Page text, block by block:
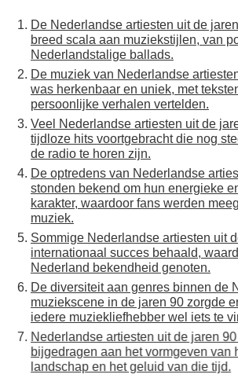
De Nederlandse artiesten uit de
breed scala aan muziekstijlen, van
Nederlandstalige ballads.
De muziek van Nederlandse
was herkenbaar en uniek, met
persoonlijke verhalen vertelden.
Veel Nederlandse artiesten uit de
tijdloze hits voortgebracht die nog
de radio te horen zijn.
De optredens van Nederlandse
stonden bekend om hun energieke
karakter, waardoor fans werden
muziek.
Sommige Nederlandse artiesten uit
internationaal succes behaald,
Nederland bekendheid genoten.
De diversiteit aan genres binnen de
muziekscene in de jaren 90 zorgde
iedere muziekliefhebber wel iets te
Nederlandse artiesten uit de jaren
bijgedragen aan het vormgeven van
landschap en het geluid van die tijd.